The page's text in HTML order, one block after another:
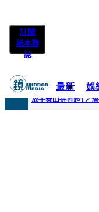
訂閱
紙本雜
誌
最新 娛
快訊